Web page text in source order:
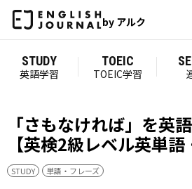
by アルク
STUDY
英語学習
TOEIC
TOEIC学習
「さもなければ」を英
【英検2級レベル英単語
STUDY 単語・フレーズ